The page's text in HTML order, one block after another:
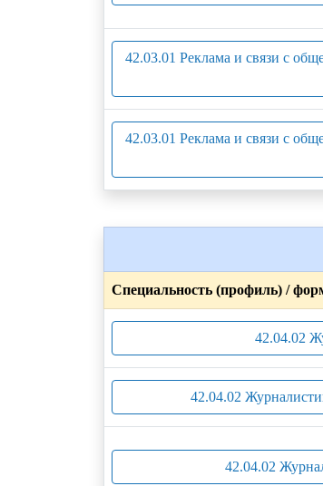
42.03.01 Реклама и связи с
42.03.01 Реклама и связи с
Специальность (профиль) /
42.04.02
42.04.02
42.04.02